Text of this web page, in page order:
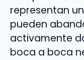
representan
pueden
activamente
boca a boca